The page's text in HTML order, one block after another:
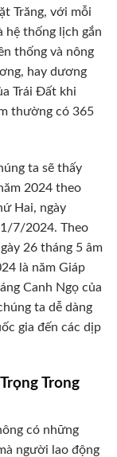
Trăng, với mỗi
hệ thống lịch gắn
thống và nông
hay dương
Trái Đất khi
thường có 365
ta sẽ thấy
2024 theo
Hai, ngày
7/2024. Theo
26 tháng 5 âm
là năm Giáp
Canh Ngọ của
ta dễ dàng
gia đến các dịp
Trong
có những
người lao động